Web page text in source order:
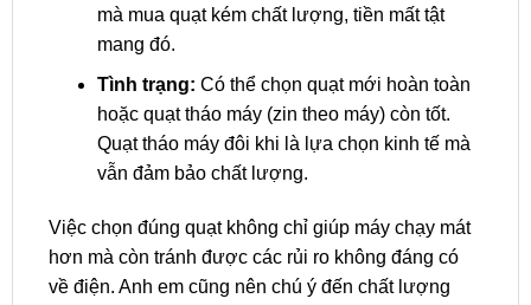
mà mua quạt kém chất lượng, tiền mất tật
mang đó.
Tình trạng: Có thể chọn quạt mới hoàn toàn
hoặc quạt tháo máy (zin theo máy) còn tốt.
Quạt tháo máy đôi khi là lựa chọn kinh tế mà
vẫn đảm bảo chất lượng.
Việc chọn đúng quạt không chỉ giúp máy chạy mát
hơn mà còn tránh được các rủi ro không đáng có
về điện. Anh em cũng nên chú ý đến chất lượng